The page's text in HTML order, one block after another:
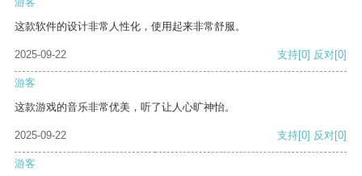
这款软件的设计非常人性化，使用起来非常舒服。
2025-09-22 支持[0] 反对[0]
游客
这款游戏的音乐非常优美，听了让人心旷神怡。
2025-09-22 支持[0] 反对[0]
游客